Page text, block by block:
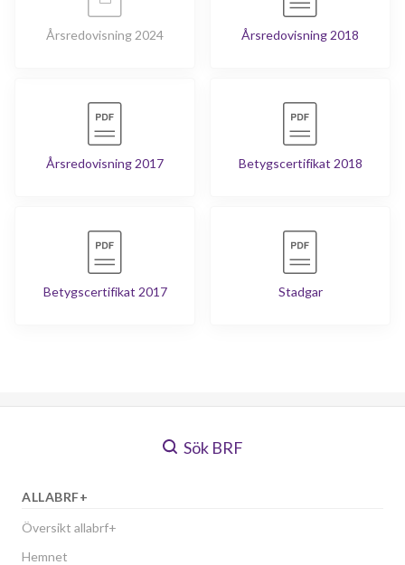
Årsredovisning 2024 Årsredovisning 2018
Årsredovisning 2017 Betygscertifikat 2018
Betygscertifikat 2017 Stadgar
Sök BRF
ALLABRF+
Översikt allabrf+
Hemnet